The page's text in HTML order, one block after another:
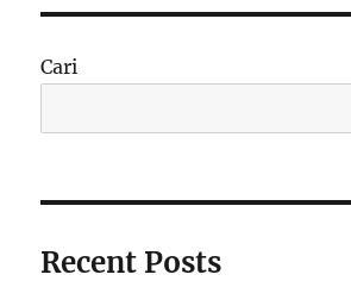
Cari
Recent Posts